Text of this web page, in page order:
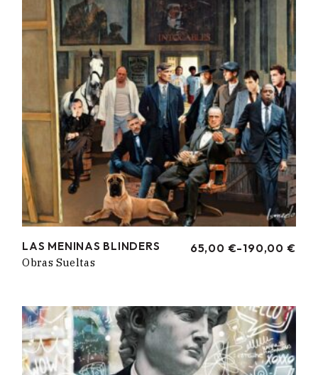
LAS MENINAS BLINDERS 65,00 €-190,00 €
RANGO
HASTA
190,00 €
Obras Sueltas